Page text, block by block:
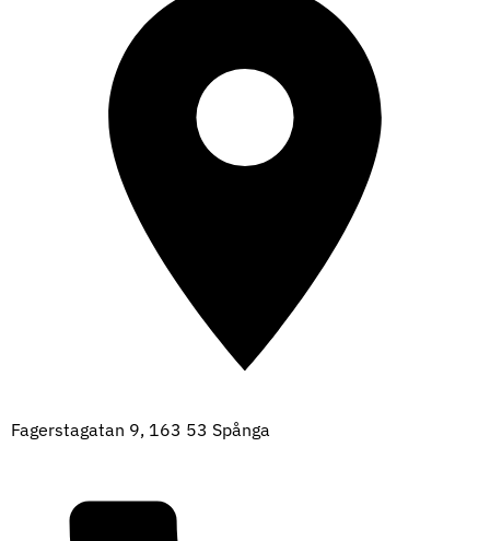
Fagerstagatan 9, 163 53 Spånga